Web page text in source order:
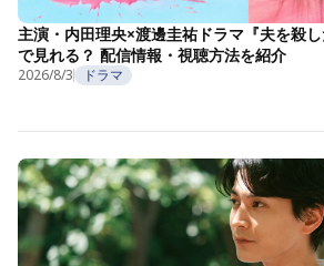
主演・内田理央×渡邊圭祐ドラマ『夫を殺
で見れる？ 配信情報・視聴方法を紹介
2026/8/3 ドラマ